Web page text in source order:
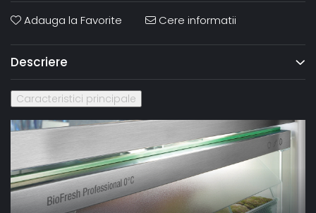
Adauga la Favorite Cere informatii
Descriere
Caracteristici principale